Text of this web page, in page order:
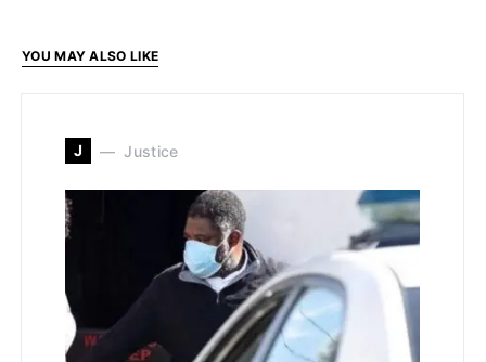
YOU MAY ALSO LIKE
J Justice